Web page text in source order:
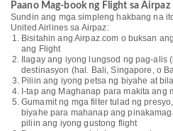
Paano Mag-book ng Flight sa Airpaz
Sundin ang mga simpleng hakbang na
United Airlines sa Airpaz:
Bisitahin ang Airpaz.com o buksan
ang Flight
Ilagay ang iyong lungsod ng pag-alis
destinasyon (hal. Bali, Singapore, o
Piliin ang iyong petsa ng biyahe at
I-tap ang Maghanap para makita ang
Gumamit ng mga filter tulad ng
biyahe para mahanap ang
piliin ang iyong gustong flight